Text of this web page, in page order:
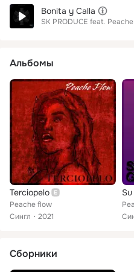
Bonita y Calla
SK PRODUCE feat.
Альбомы
Terciopelo
Peache flow
Сингл
2021
Сборники